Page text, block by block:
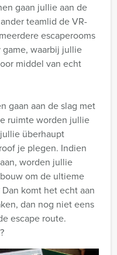
gaan jullie aan de
teamlid de VR-
escaperooms
waarbij jullie
middel van echt
gaan aan de slag met
ruimte worden jullie
überhaupt
je plegen. Indien
worden jullie
om de ultieme
komt het echt aan
dan nog niet eens
escape route.